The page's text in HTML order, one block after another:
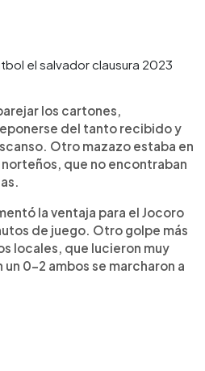
los cartones,
del tanto recibido y
Otro mazazo estaba en
que no encontraban
la ventaja para el Jocoro
de juego. Otro golpe más
locales, que lucieron muy
un 0-2 ambos se marcharon a